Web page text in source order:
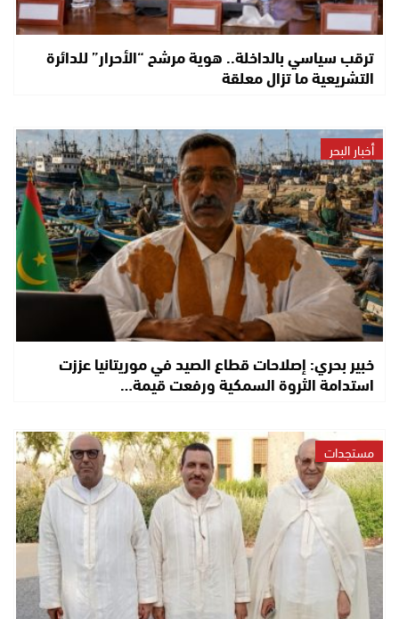
ترقب سياسي بالداخلة.. هوية مرشح “الأحرار” للدائرة
التشريعية ما تزال معلقة
أخبار البحر
خبير بحري: إصلاحات قطاع الصيد في موريتانيا عززت
استدامة الثروة السمكية ورفعت قيمة…
مستجدات